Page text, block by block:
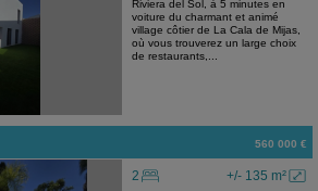
Riviera del Sol, à 5 minutes en
voiture du charmant et animé
village côtier de La Cala de Mijas,
où vous trouverez un large choix
de restaurants,...
560 000 €
+/- 135 m²
2